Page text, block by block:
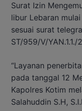
Surat Izin
libur Lebaran
sesuai surat
ST/959/V/
“Layanan
pada tanggal 12
Kapolres Kotim
Salahuddin S.H,